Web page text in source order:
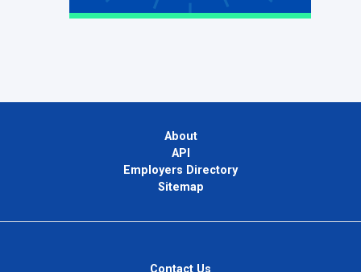
About
API
Employers Directory
Sitemap
Contact Us